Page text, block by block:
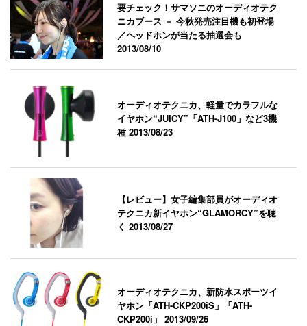
要チェック！サマソニのオーディオテク
ニカブース － 今秋発売注目機も初登場
／ヘッドホンが当たる抽選会も
2013/08/10
オーディオテクニカ、軽量でカラフルな
イヤホン“JUICY”「ATH-J100」など3機
種2013/08/23
【レビュー】女子編集部員がオーディオ
テクニカ新イヤホン“GLAMORCY”を聴
く2013/08/27
オーディオテクニカ、新防水スポーツイ
ヤホン「ATH-CKP200iS」「ATH-
CKP200i」2013/09/26